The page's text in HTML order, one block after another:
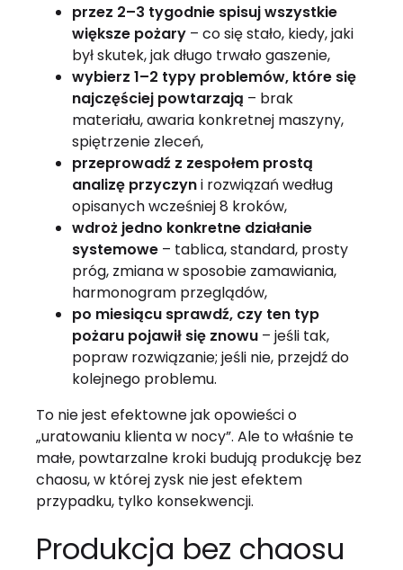
przez 2–3 tygodnie spisuj wszystkie
większe pożary – co się stało, kiedy, jaki
był skutek, jak długo trwało gaszenie,
wybierz 1–2 typy problemów, które się
najczęściej powtarzają – brak
materiału, awaria konkretnej maszyny,
spiętrzenie zleceń,
przeprowadź z zespołem prostą
analizę przyczyni rozwiązań według
opisanych wcześniej 8 kroków,
wdroż jedno konkretne działanie
systemowe – tablica, standard, prosty
próg, zmiana w sposobie zamawiania,
harmonogram przeglądów,
po miesiącu sprawdź, czy ten typ
pożaru pojawił się znowu – jeśli tak,
popraw rozwiązanie; jeśli nie, przejdź do
kolejnego problemu.
To nie jest efektowne jak opowieści o
„uratowaniu klienta w nocy”. Ale to właśnie te
małe, powtarzalne kroki budują produkcję bez
chaosu, w której zysk nie jest efektem
przypadku, tylko konsekwencji.
Produkcja bez chaosu